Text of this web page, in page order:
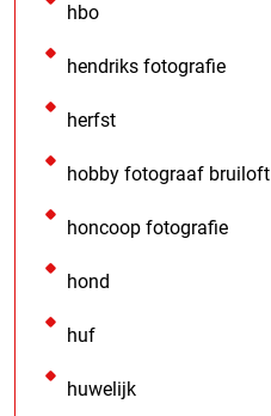
hbo
hendriks fotografie
herfst
hobby fotograaf bruiloft
honcoop fotografie
hond
huf
huwelijk